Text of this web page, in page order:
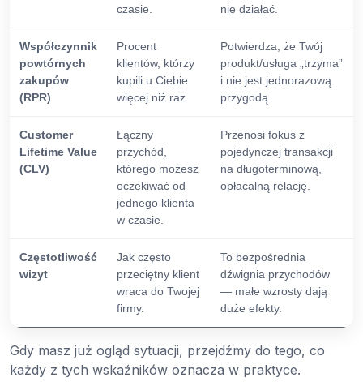
czasie.
nie działać.
Współczynnik
powtórnych
zakupów
(RPR)
Procent
klientów, którzy
kupili u Ciebie
więcej niż raz.
Potwierdza, że Twój
produkt/usługa „trzyma”
i nie jest jednorazową
przygodą.
Customer
Lifetime Value
(CLV)
Łączny
przychód,
którego możesz
oczekiwać od
jednego klienta
w czasie.
Przenosi fokus z
pojedynczej transakcji
na długoterminową,
opłacalną relację.
Częstotliwość
wizyt
Jak często
przeciętny klient
wraca do Twojej
firmy.
To bezpośrednia
dźwignia przychodów
— małe wzrosty dają
duże efekty.
Gdy masz już ogląd sytuacji, przejdźmy do tego, co
każdy z tych wskaźników oznacza w praktyce.